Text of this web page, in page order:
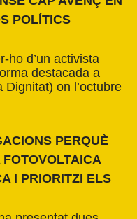
POLÍTICS
ho d’un activista
destacada a
on l’octubre
PERQUÈ
I PRIORITZI ELS